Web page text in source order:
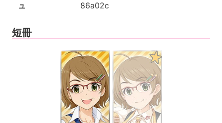
ュ
86a02c
短冊